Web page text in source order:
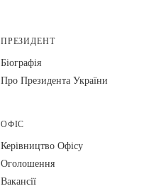
ПРЕЗИДЕНТ
Біографія
Про Президента України
ОФІС
Керівництво Офісу
Оголошення
Вакансії